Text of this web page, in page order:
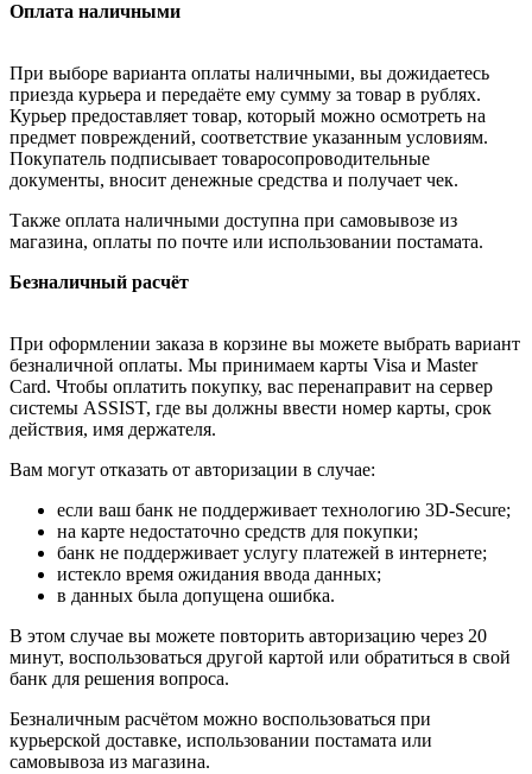
Оплата наличными
При выборе варианта оплаты наличными, вы дожидаетесь
приезда курьера и передаёте ему сумму за товар в рублях.
Курьер предоставляет товар, который можно осмотреть на
предмет повреждений, соответствие указанным условиям.
Покупатель подписывает товаросопроводительные
документы, вносит денежные средства и получает чек.
Также оплата наличными доступна при самовывозе из
магазина, оплаты по почте или использовании постамата.
Безналичный расчёт
При оформлении заказа в корзине вы можете выбрать вариант
безналичной оплаты. Мы принимаем карты Visa и Master
Card. Чтобы оплатить покупку, вас перенаправит на сервер
системы ASSIST, где вы должны ввести номер карты, срок
действия, имя держателя.
Вам могут отказать от авторизации в случае:
если ваш банк не поддерживает технологию 3D-Secure;
на карте недостаточно средств для покупки;
банк не поддерживает услугу платежей в интернете;
истекло время ожидания ввода данных;
в данных была допущена ошибка.
В этом случае вы можете повторить авторизацию через 20
минут, воспользоваться другой картой или обратиться в свой
банк для решения вопроса.
Безналичным расчётом можно воспользоваться при
курьерской доставке, использовании постамата или
самовывоза из магазина.